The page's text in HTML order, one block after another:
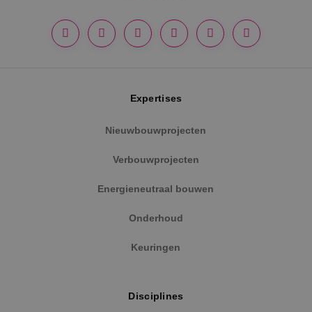
Expertises
Nieuwbouwprojecten
Verbouwprojecten
Energieneutraal bouwen
Onderhoud
Keuringen
Disciplines
.youtube.com
Google Privacy Policy